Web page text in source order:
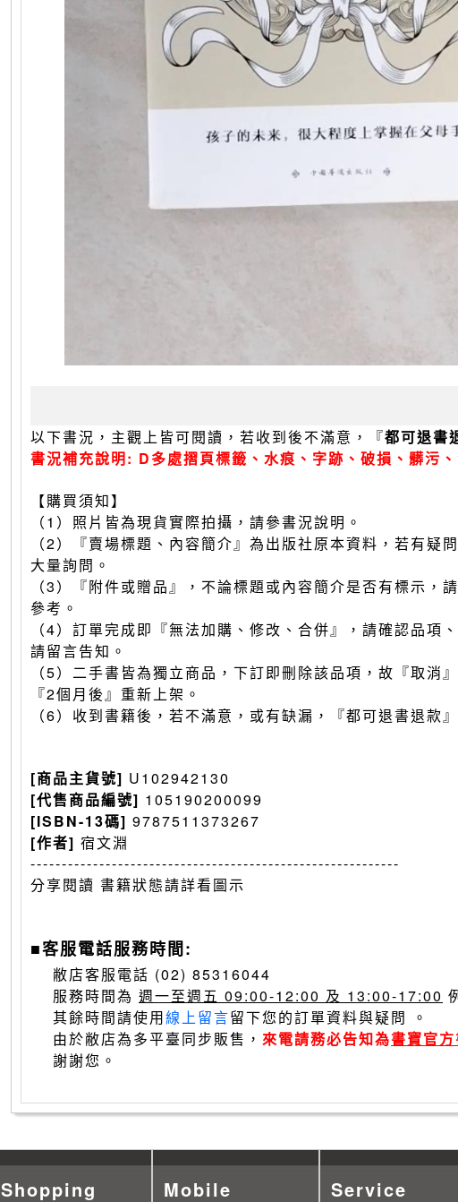
以下書況，主觀上皆可閱讀，若收到後不滿意，『都可退書
書況補充說明: D多處摺頁標籤、水痕、字跡、破損、髒污、
【購買須知】
（1）照片皆為現貨實際拍攝，請參書況說明。
（2）『賣場標題、內容簡介』為出版社原本資料，若有疑
大量詢問。
（3）『附件或贈品』，不論標題或內容簡介是否有標示，
參考。
（4）訂單完成即『無法加購、修改、合併』，請確認品項
請留言告知。
（5）二手書皆為獨立商品，下訂即刪除該品項，故『取消
『2個月後』重新上架。
（6）收到書籍後，若不滿意，或有缺漏，『都可退書退款』
[商品主貨號] U102942130
[代售商品編號] 105190200099
[ISBN-13碼] 9787511373267
[作者] 宿文淵
-----------------------------------------------------------
分享閱讀 書籍狀態請詳看圖示
■客服電話服務時間:
敝店客服電話 (02) 85316044
服務時間為 週一至週五 09:00-12:00 及 13:00-17:00
其餘時間請使用線上留言留下您的訂單資料與疑問 。
由於敝店為多平臺同步販售， 來電請務必告知為書寶官
謝謝您。
Shopping Mobile Service